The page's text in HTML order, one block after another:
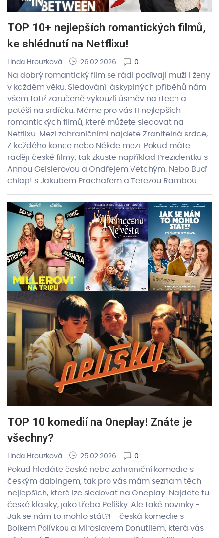
TOP 10+ nejlepších romantických filmů,
ke shlédnutí na Netflixu!
Linda Hrouzková 26.02.2026 0
Na dobrý romantický film se rádi podívají muži i ženy
v každém věku. Sledování láskyplných příběhů nám
všem totiž zaručeně vykouzlí úsměv na rtech a
potěší na srdíčku. Máme pro vás 11 nejlepších
romantických filmů, které můžete sledovat na
Netflixu. Mezi zahraničními najdete Zranitelná srdce,
Z každého konce nebo Někde mezi. Pokud máte
raději české filmy, tak zkuste například Prezidentku s
Annou Geislerovou a Ondřejem Vetchým. Nebo Buď
chlap! s Jakubem Prachařem a Terezou Rambou.
TOP 10 komedií na Oneplay! Znáte je
všechny?
Linda Hrouzková 25.02.2026 0
Pokud hledáte české nebo zahraniční komedie s
českým dabingem, tak pro vás mám seznam těch
nejlepších, které lze sledovat na Oneplay. Najdete tu
české klasiky, jako třeba Pelíšky. Ale také novinky -
Jak se nám to mohlo stát?! - česká komedie s
Bolkem Polívkou a Miroslavem Donutilem, která vás